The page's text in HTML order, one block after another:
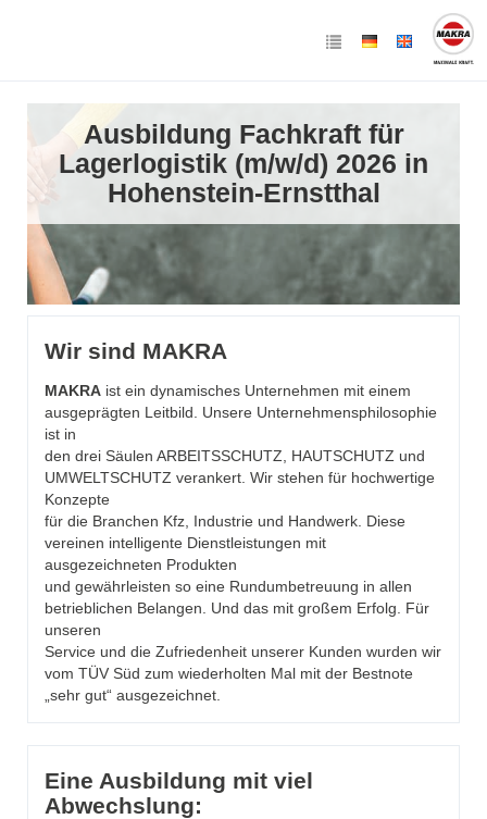
Ausbildung Fachkraft für
Lagerlogistik (m/w/d) 2026 in
Hohenstein-Ernstthal
Wir sind MAKRA
MAKRA ist ein dynamisches Unternehmen mit einem
ausgeprägten Leitbild. Unsere Unternehmensphilosophie
ist in
den drei Säulen ARBEITSSCHUTZ, HAUTSCHUTZ und
UMWELTSCHUTZ verankert. Wir stehen für hochwertige
Konzepte
für die Branchen Kfz, Industrie und Handwerk. Diese
vereinen intelligente Dienstleistungen mit
ausgezeichneten Produkten
und gewährleisten so eine Rundumbetreuung in allen
betrieblichen Belangen. Und das mit großem Erfolg. Für
unseren
Service und die Zufriedenheit unserer Kunden wurden wir
vom TÜV Süd zum wiederholten Mal mit der Bestnote
„sehr gut“ ausgezeichnet.
Eine Ausbildung mit viel
Abwechslung: